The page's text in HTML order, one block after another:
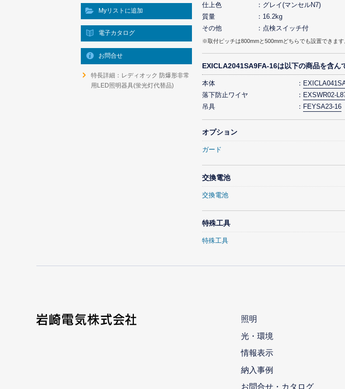
Myリストに追加
電子カタログ
お問合せ
特長詳細：レディオック 防爆形非常
用LED照明器具(蛍光灯代替品)
仕上色
グレイ(マンセルN7)
質量
16.2kg
その他
点検スイッチ付
※取付ピッチは800mmと500mmどちらでも設置できます
EXICLA2041SA9FA-16は以下の商品を含ん
本体
落下防止ワイヤ
EXSWR02-
吊具
FEYSA23-16
オプション
ガード
交換電池
交換電池
特殊工具
特殊工具
照明
光・環境
情報表示
納入事例
お問合せ・カタログ